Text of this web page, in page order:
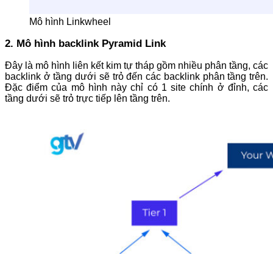
Mô hình Linkwheel
2. Mô hình backlink Pyramid Link
Đây là mô hình liên kết kim tự tháp gồm nhiều phân tầng, các
backlink ở tầng dưới sẽ trỏ đến các backlink phân tầng trên.
Đặc điểm của mô hình này chỉ có 1 site chính ở đỉnh, các
tầng dưới sẽ trỏ trực tiếp lên tầng trên.